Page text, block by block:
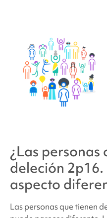
¿Las personas
deleción 2p16.
aspecto
Las personas que tienen